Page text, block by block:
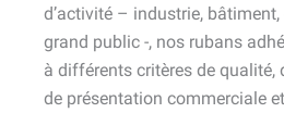
d’activité – industrie,
grand public -, nos rubans
à différents critères de qualité,
de présentation commerciale